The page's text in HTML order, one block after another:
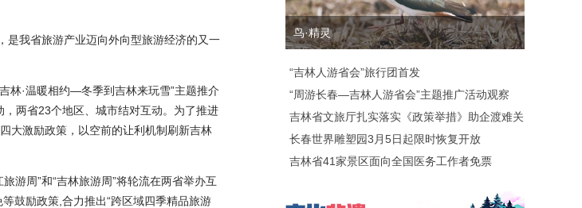
我省旅游产业迈向外向型旅游经济的又一
林·温暖相约—冬季到吉林来玩雪”主题推介
，两省23个地区、城市结对互动。为了推进
大激励政策，以空前的让利机制刷新吉林
游周”和“吉林旅游周”将轮流在两省举办互
鼓励政策,合力推出“跨区域四季精品旅游
鸟·精灵
“吉林人游省会”旅行团首发
“周游长春—吉林人游省会”主题推广活动观察
吉林省文旅厅扎实落实《政策举措》助企渡难关
长春世界雕塑园3月5日起限时恢复开放
吉林省41家景区面向全国医务工作者免票